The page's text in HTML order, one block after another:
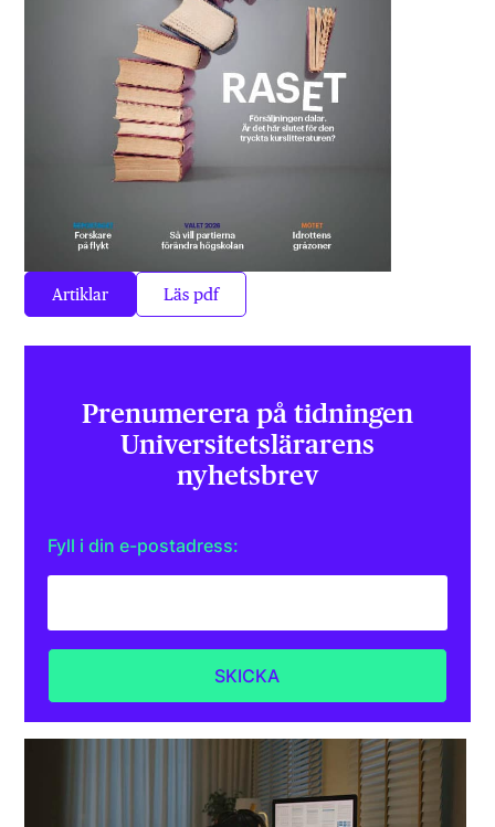
Artiklar Läs pdf
Prenumerera på tidningen
Universitets­lärarens
nyhetsbrev
Fyll i din e-postadress: